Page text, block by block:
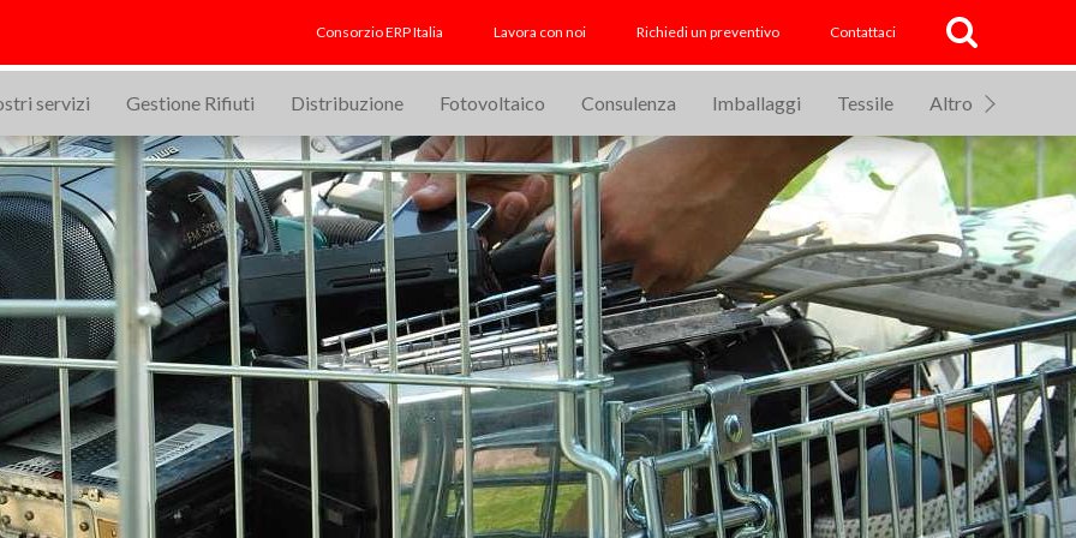
Consorzio ERP Italia Lavora con noi Richiedi un preventivo Contattaci
servizi Gestione Rifiuti Distribuzione Fotovoltaico Consulenza Imballaggi Tessile Altro